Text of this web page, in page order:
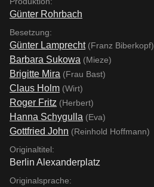
Günter Rohrbach
Besetzung:
Günter Lamprecht(Franz Biberkopf)
Barbara Sukowa (Mieze)
Brigitte Mira (Frau Bast)
Claus Holm (Wirt)
Roger Fritz (Herbert)
Hanna Schygulla (Eva)
Gottfried John (Reinhold Hoffmann)
Originaltitel:
Berlin Alexanderplatz
Originalsprache: